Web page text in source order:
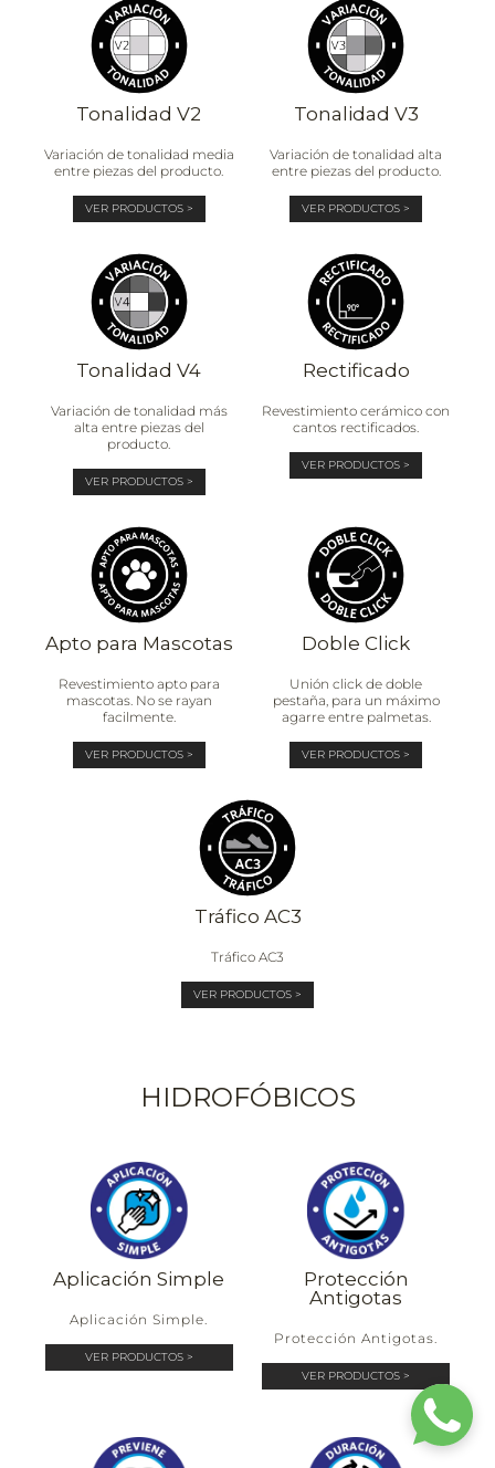
Tonalidad V2
Variación de tonalidad media
entre piezas del producto.
VER PRODUCTOS >
Tonalidad V3
Variación de tonalidad alta
entre piezas del producto.
VER PRODUCTOS >
Tonalidad V4
Variación de tonalidad más
alta entre piezas del
producto.
VER PRODUCTOS >
Rectificado
Revestimiento cerámico con
cantos rectificados.
VER PRODUCTOS >
Apto para Mascotas
Revestimiento apto para
mascotas. No se rayan
facilmente.
VER PRODUCTOS >
Doble Click
Unión click de doble
pestaña, para un máximo
agarre entre palmetas.
VER PRODUCTOS >
Tráfico AC3
Tráfico AC3
VER PRODUCTOS >
HIDROFÓBICOS
Aplicación Simple
Aplicación Simple.
VER PRODUCTOS >
Protección
Antigotas
Protección Antigotas.
VER PRODUCTOS >